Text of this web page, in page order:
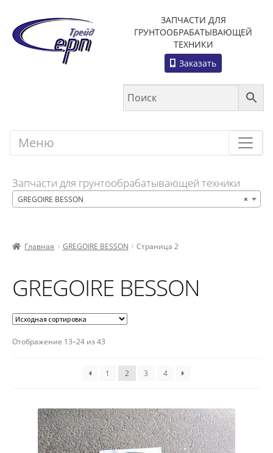
ЗАПЧАСТИ ДЛЯ
ГРУНТООБРАБАТЫВАЮЩЕЙ
ТЕХНИКИ
Заказать
Меню Меню
Запчасти для грунтообрабатывающей техники
×
GREGOIRE BESSON
Главная GREGOIRE BESSON Страница 2
GREGOIRE BESSON
Отображение 13–24 из 43
1 2 3 4